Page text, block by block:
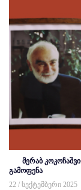
მერაბ
გამოფენა
22 / სექტემბერი 2025